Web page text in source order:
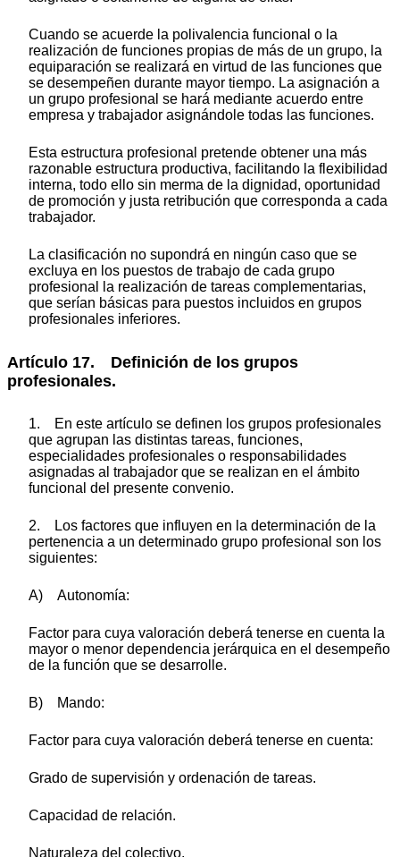
Cuando se acuerde la polivalencia funcional o la
realización de funciones propias de más de un grupo, la
equiparación se realizará en virtud de las funciones que
se desempeñen durante mayor tiempo. La asignación a
un grupo profesional se hará mediante acuerdo entre
empresa y trabajador asignándole todas las funciones.
Esta estructura profesional pretende obtener una más
razonable estructura productiva, facilitando la flexibilidad
interna, todo ello sin merma de la dignidad, oportunidad
de promoción y justa retribución que corresponda a cada
trabajador.
La clasificación no supondrá en ningún caso que se
excluya en los puestos de trabajo de cada grupo
profesional la realización de tareas complementarias,
que serían básicas para puestos incluidos en grupos
profesionales inferiores.
Artículo 17. Definición de los grupos
profesionales.
1. En este artículo se definen los grupos profesionales
que agrupan las distintas tareas, funciones,
especialidades profesionales o responsabilidades
asignadas al trabajador que se realizan en el ámbito
funcional del presente convenio.
2. Los factores que influyen en la determinación de la
pertenencia a un determinado grupo profesional son los
siguientes:
A) Autonomía:
Factor para cuya valoración deberá tenerse en cuenta la
mayor o menor dependencia jerárquica en el desempeño
de la función que se desarrolle.
B) Mando:
Factor para cuya valoración deberá tenerse en cuenta:
Grado de supervisión y ordenación de tareas.
Capacidad de relación.
Naturaleza del colectivo.